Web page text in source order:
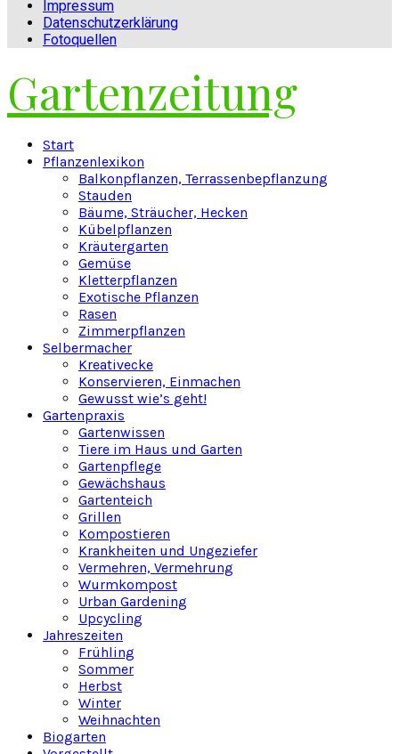
Impressum
Datenschutzerklärung
Fotoquellen
Gartenzeitung
Start
Pflanzenlexikon
Balkonpflanzen, Terrassenbepflanzung
Stauden
Bäume, Sträucher, Hecken
Kübelpflanzen
Kräutergarten
Gemüse
Kletterpflanzen
Exotische Pflanzen
Rasen
Zimmerpflanzen
Selbermacher
Kreativecke
Konservieren, Einmachen
Gewusst wie’s geht!
Gartenpraxis
Gartenwissen
Tiere im Haus und Garten
Gartenpflege
Gewächshaus
Gartenteich
Grillen
Kompostieren
Krankheiten und Ungeziefer
Vermehren, Vermehrung
Wurmkompost
Urban Gardening
Upcycling
Jahreszeiten
Frühling
Sommer
Herbst
Winter
Weihnachten
Biogarten